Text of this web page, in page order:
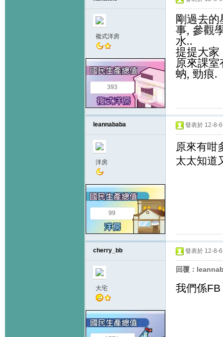
複式洋房
393
剛過去的
事, 參觀
水..
提提大家
原來課室
蚋, 勁痕.
leannababa
洋房
99
發表於 12-8-
原來有咁
太太知道
cherry_bb
大宅
發表於 12-8-
回覆：
我們係